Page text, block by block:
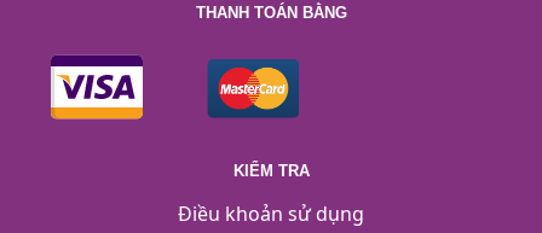
THANH TOÁN BẰNG
KIỂM TRA
Điều khoản sử dụng